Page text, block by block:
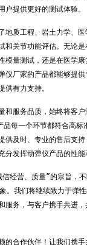
户提供更好的测试体验。
地质工程、岩土力学、
和关节功能评估。无论
模量测试，还是在医学
仪厂家的产品都能够提
供有力支持。
和服务品质，始终将客
品每一个环节都符合高标
供及时、专业的售后支
分发挥动弹仪产品的性能
经营、质量”的宗旨，
。我们将继续致力于弹
服务，与客户携手共进
的合作伙伴！让我们携手